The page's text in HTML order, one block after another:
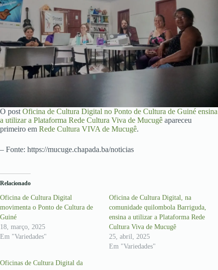
O post Oficina de Cultura Digital no Ponto de Cultura de Guiné ensina
a utilizar a Plataforma Rede Cultura Viva de Mucugê apareceu
primeiro em Rede Cultura VIVA de Mucugê.
– Fonte: https://mucuge.chapada.ba/noticias
Relacionado
Oficina de Cultura Digital
movimenta o Ponto de Cultura de
Guiné
18, março, 2025
Em "Variedades"
Oficina de Cultura Digital, na
comunidade quilombola Barriguda,
ensina a utilizar a Plataforma Rede
Cultura Viva de Mucugê
25, abril, 2025
Em "Variedades"
Oficinas de Cultura Digital da